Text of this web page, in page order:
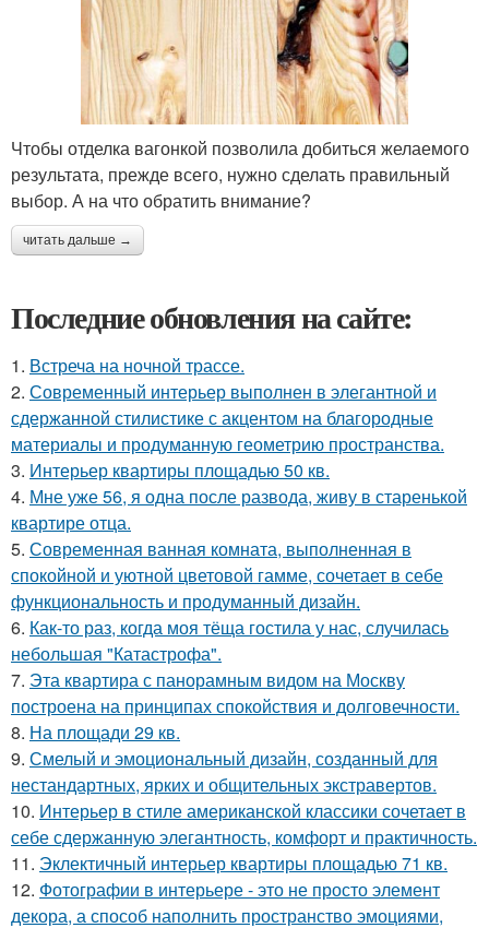
Чтобы отделка вагонкой позволила добиться желаемого
результата, прежде всего, нужно сделать правильный
выбор. А на что обратить внимание?
читать дальше →
Последние обновления на сайте:
1. Встреча на ночной трассе.
2. Современный интерьер выполнен в элегантной и
сдержанной стилистике с акцентом на благородные
материалы и продуманную геометрию пространства.
3. Интерьер квартиры площадью 50 кв.
4. Мне уже 56, я одна после развода, живу в старенькой
квартире отца.
5. Современная ванная комната, выполненная в
спокойной и уютной цветовой гамме, сочетает в себе
функциональность и продуманный дизайн.
6. Как-то раз, когда моя тёща гостила у нас, случилась
небольшая "Катастрофа".
7. Эта квартира с панорамным видом на Москву
построена на принципах спокойствия и долговечности.
8. На площади 29 кв.
9. Смелый и эмоциональный дизайн, созданный для
нестандартных, ярких и общительных экстравертов.
10. Интерьер в стиле американской классики сочетает в
себе сдержанную элегантность, комфорт и практичность.
11. Эклектичный интерьер квартиры площадью 71 кв.
12. Фотографии в интерьере - это не просто элемент
декора, а способ наполнить пространство эмоциями,